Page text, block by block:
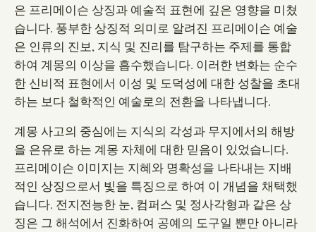
은 프리메이슨 상징과 예술적 표현에 깊은 영향을 미쳤
습니다. 풍부한 상징적 의미로 알려진 프리메이슨 예술
은 인류의 진보, 지식 및 진리를 탐구하는 주제를 통합
하여 계몽의 이상을 흡수했습니다. 이러한 변화는 순수
한 신비적 표현에서 이성 및 도덕성에 대한 성찰을 초대
하는 보다 철학적인 예술로의 전환을 나타냅니다.
계몽 사고의 중심에는 지식의 각성과 무지에서의 해방
을 은유로 하는 계몽 자체에 대한 믿음이 있었습니다.
프리메이슨 이미지는 지혜와 명확성을 나타내는 지배
적인 상징으로서 빛을 특징으로 하여 이 개념을 채택했
습니다. 전지전능한 눈, 컴퍼스 및 정사각형과 같은 상
징은 그 해석에서 진화하여 공예의 도구일 뿐만 아니라